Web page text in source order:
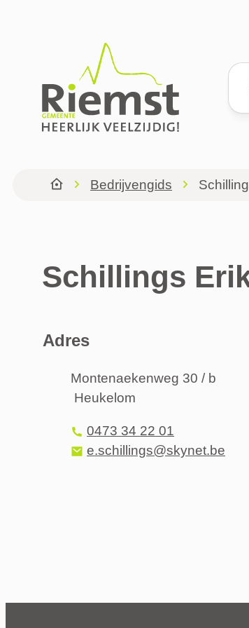
Startpagina
Bedrijvengids
Schillings
Adres
AdresMontenaekenweg 30 / b
Heukelom
0473 34 22 01
E-mail e.schillings@skynet.be